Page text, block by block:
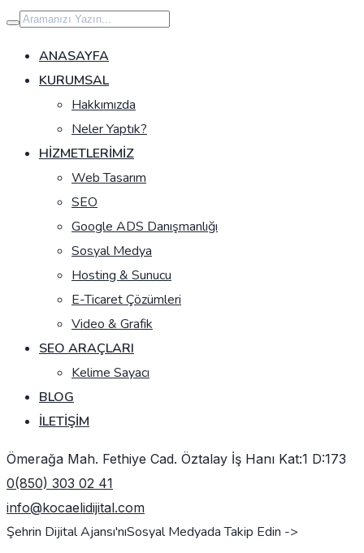
İçeriğe
geç
ANASAYFA
KURUMSAL
Hakkımızda
Neler Yaptık?
HIZMETLERIMIZ
Web Tasarım
SEO
Google ADS Danışmanlığı
Sosyal Medya
Hosting & Sunucu
E-Ticaret Çözümleri
Video & Grafik
SEO ARAÇLARI
Kelime Sayacı
BLOG
İLETIŞIM
Ömerağa Mah. Fethiye Cad. Öztalay İş Hanı Kat:1 D:173
0(850) 303 02 41
info@kocaelidijital.com
Şehrin Dijital Ajansı'nıSosyal Medyada Takip Edin ->